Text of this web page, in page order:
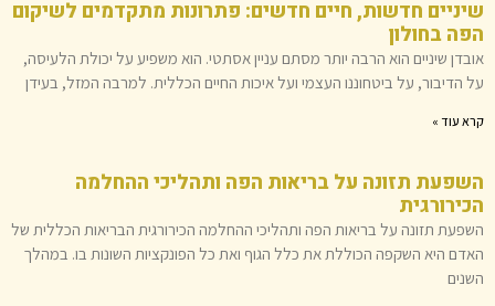
שיניים חדשות, חיים חדשים: פתרונות מתקדמים לשיקום
הפה בחולון
אובדן שיניים הוא הרבה יותר מסתם עניין אסתטי. הוא משפיע על יכולת הלעיסה,
על הדיבור, על ביטחוננו העצמי ועל איכות החיים הכללית. למרבה המזל, בעידן
קרא עוד »
השפעת תזונה על בריאות הפה ותהליכי ההחלמה
הכירורגית
השפעת תזונה על בריאות הפה ותהליכי ההחלמה הכירורגית הבריאות הכללית של
האדם היא השקפה הכוללת את כלל הגוף ואת כל הפונקציות השונות בו. במהלך
השנים